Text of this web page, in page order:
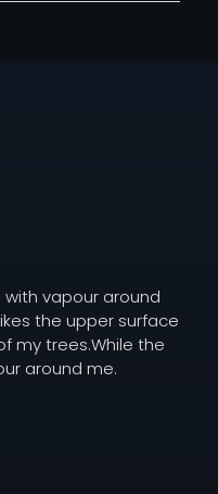
vapour around
the upper surface
my trees.While the
around me.